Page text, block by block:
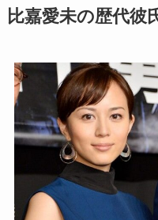
比嘉愛未の歴代彼